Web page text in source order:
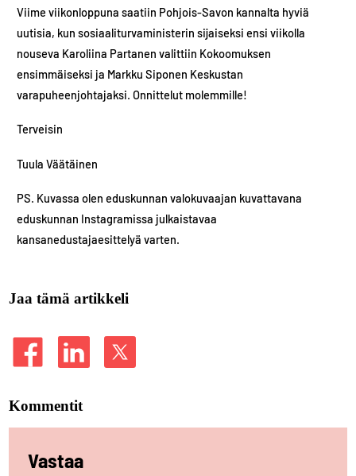
Viime viikonloppuna saatiin Pohjois-Savon kannalta hyviä
uutisia, kun sosiaaliturvaministerin sijaiseksi ensi viikolla
nouseva Karoliina Partanen valittiin Kokoomuksen
ensimmäiseksi ja Markku Siponen Keskustan
varapuheenjohtajaksi. Onnittelut molemmille!
Terveisin
Tuula Väätäinen
PS. Kuvassa olen eduskunnan valokuvaajan kuvattavana
eduskunnan Instagramissa julkaistavaa
kansanedustajaesittelyä varten.
Jaa tämä artikkeli
Kommentit
Vastaa